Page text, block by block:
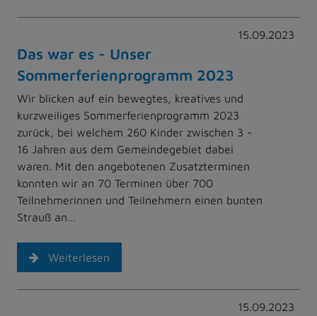
15.09.2023
Das war es - Unser
Sommerferienprogramm 2023
Wir blicken auf ein bewegtes, kreatives und
kurzweiliges Sommerferienprogramm 2023
zurück, bei welchem 260 Kinder zwischen 3 -
16 Jahren aus dem Gemeindegebiet dabei
waren. Mit den angebotenen Zusatzterminen
konnten wir an 70 Terminen über 700
Teilnehmerinnen und Teilnehmern einen bunten
Strauß an…
Weiterlesen
15.09.2023